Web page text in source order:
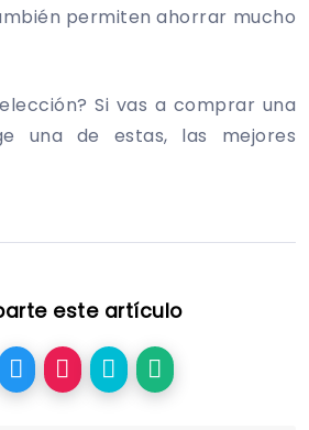
permiten ahorrar mucho
Si vas a comprar una
una de estas, las mejores
este artículo